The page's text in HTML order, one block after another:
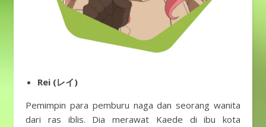
Rei (レイ)
Pemimpin para pemburu naga dan seorang wanita
dari ras iblis. Dia merawat Kaede di ibu kota